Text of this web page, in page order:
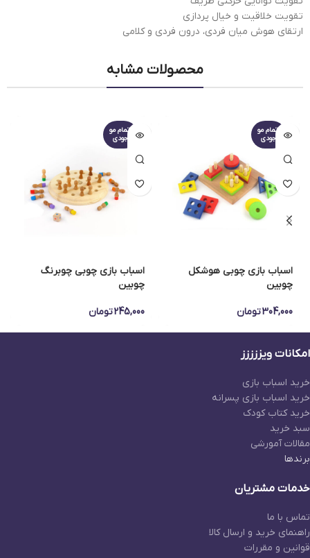
تقویت خلاقیت و خیال پردازی
ارتقای هوش میان فردی، درون فردی و کلامی
محصولات مشابه
اتمام مو
جودی
اسباب بازی چوبی هوشکل
چوبین
304,000تومان
اتمام مو
جودی
اسباب بازی چوبی چوبرنگ
چوبین
245,000تومان
امکانات ویززززز
خرید اسباب بازی
خرید اسباب بازی پسرانه
خرید کتاب کودک
سبد خرید
مقالات آمورشی
برندها
خدمات مشتریان
تماس با ما
راهنمای خرید و ارسال کالا
قوانین و مقررات